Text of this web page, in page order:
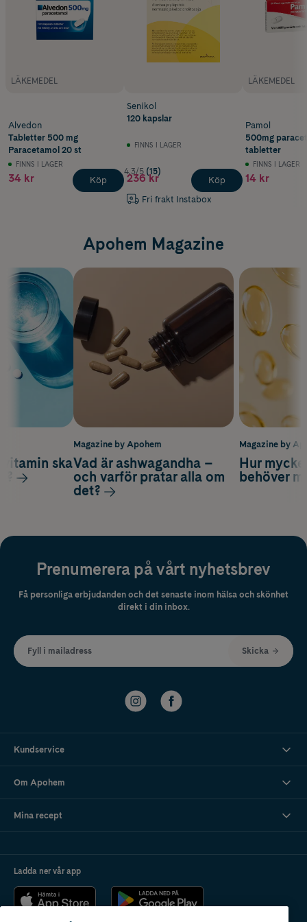
LÄKEMEDEL
Alvedon
Tabletter 500 mg
Paracetamol 20 st
FINNS I LAGER
34 kr Köp
Senikol
120 kapslar
FINNS I LAGER
4.3/5 (15)
236 kr
Fri frakt Instabox
Köp
LÄKEMEDEL
Pamol
500mg
tabletter
FINNS I LAGER
14 kr
Apohem Magazine
Magazine by
Hur
behöver
ska
Magazine by Apohem
Vad är ashwagandha –
och varför pratar alla om
det?
Prenumerera på vårt nyhetsbrev
Få personliga erbjudanden och det senaste inom hälsa och skönhet
direkt i din inbox.
Fyll i mailadress Skicka
Kundservice
Om Apohem
Mina recept
Ladda ner vår app